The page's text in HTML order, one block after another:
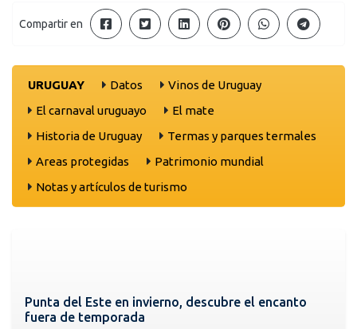
Compartir en
URUGUAY Datos
Vinos de Uruguay
El carnaval uruguayo
El mate
Historia de Uruguay
Termas y parques termales
Areas protegidas
Patrimonio mundial
Notas y artículos de turismo
Punta del Este en invierno, descubre el encanto
fuera de temporada